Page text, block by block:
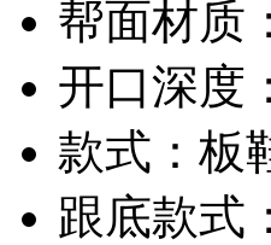
帮面材质
开口深度
款式：板
跟底款式